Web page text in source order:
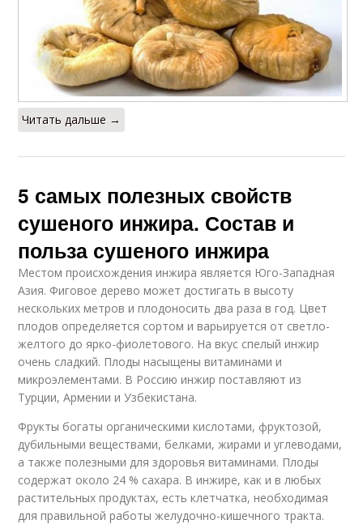
Читать дальше →
5 самых полезных свойств
сушеного инжира. Состав и
польза сушеного инжира
Местом происхождения инжира является Юго-Западная
Азия. Фиговое дерево может достигать в высоту
нескольких метров и плодоносить два раза в год. Цвет
плодов определяется сортом и варьируется от светло-
желтого до ярко-фиолетового. На вкус спелый инжир
очень сладкий. Плоды насыщены витаминами и
микроэлементами. В Россию инжир поставляют из
Турции, Армении и Узбекистана.
Фрукты богаты органическими кислотами, фруктозой,
дубильными веществами, белками, жирами и углеводами,
а также полезными для здоровья витаминами. Плоды
содержат около 24 % сахара. В инжире, как и в любых
растительных продуктах, есть клетчатка, необходимая
для правильной работы желудочно-кишечного тракта.